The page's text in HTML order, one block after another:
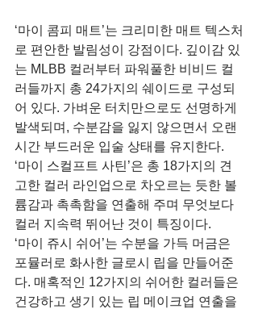
‘마이 콤피 매트’는 크리미한 매트 텍스처
로 편안한 발림성이 강점이다. 깊이감 있
는 MLBB 컬러부터 파워풀한 비비드 컬
러들까지 총 24가지의 쉐이드로 구성되
어 있다. 가벼운 터치만으로도 선명하게
발색되며, 수분감을 잃지 않으면서 오랜
시간 부드러운 입술 상태를 유지한다.
‘마이 스컬프트 사틴’은 총 18가지의 견
고한 컬러 라인업으로 차오르는 듯한 볼
륨감과 촉촉함을 연출해 주며 무엇보다
컬러 지속력 뛰어난 것이 특징이다.
‘마이 쥬시 쉬어’는 수분을 가득 머금은
포뮬러로 화사한 글로시 립을 만들어준
다. 매혹적인 12가지의 쉬어한 컬러들은
건강하고 생기 있는 립 메이크업 연출을